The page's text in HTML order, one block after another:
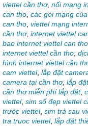
viettel cần thơ, nối mạng
can tho các gói mạng
can tho viettel mạng
cần thơ, internet viettel
bao internet viettel can tho
internet viettel cần thơ,
hình internet viettel cần
cam viettel, lắp đặt
camera tại cần thơ, lắp
cần thơ miễn phí lắp đặt,
viettel, sim số đẹp viettel
trước viettel, sim trả sau
tra truoc viettel, lắp đặt